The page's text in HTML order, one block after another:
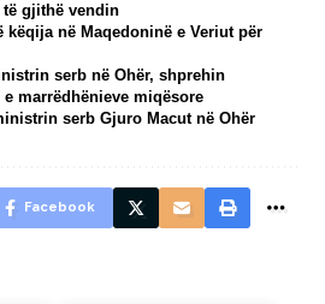
gjithë vendin
këqija në Maqedoninë e Veriut për
serb në Ohër, shprehin
marrëdhënieve miqësore
serb Gjuro Macut në Ohër
Facebook